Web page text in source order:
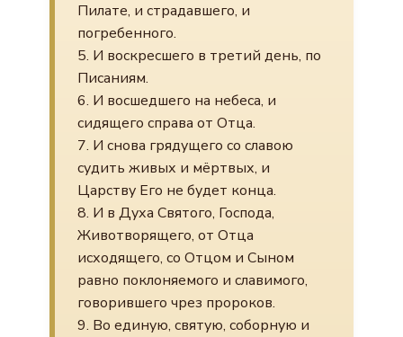
Пилате, и страдавшего, и
погребенного.
5. И воскресшего в третий день, по
Писаниям.
6. И восшедшего на небеса, и
сидящего справа от Отца.
7. И снова грядущего со славою
судить живых и мёртвых, и
Царству Его не будет конца.
8. И в Духа Святого, Господа,
Животворящего, от Отца
исходящего, со Отцом и Сыном
равно поклоняемого и славимого,
говорившего чрез пророков.
9. Во единую, святую, соборную и